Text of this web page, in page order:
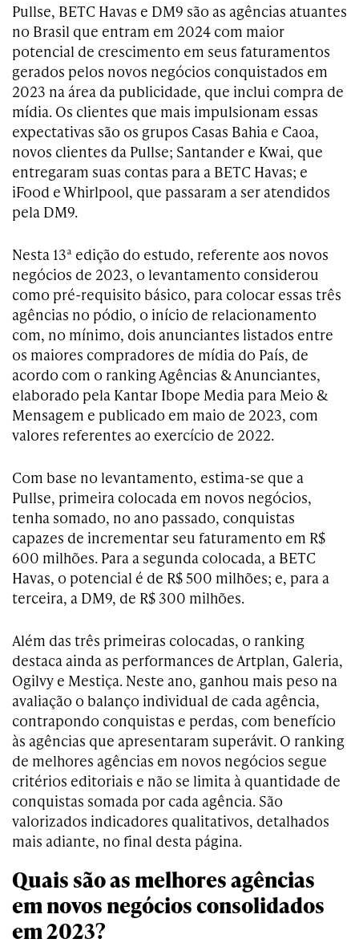
Pullse, BETC Havas e DM9 são as agências atuantes
no Brasil que entram em 2024 com maior
potencial de crescimento em seus faturamentos
gerados pelos novos negócios conquistados em
2023 na área da publicidade, que inclui compra de
mídia. Os clientes que mais impulsionam essas
expectativas são os grupos Casas Bahia e Caoa,
novos clientes da Pullse; Santander e Kwai, que
entregaram suas contas para a BETC Havas; e
iFood e Whirlpool, que passaram a ser atendidos
pela DM9.
Nesta 13ª edição do estudo, referente aos novos
negócios de 2023, o levantamento considerou
como pré-requisito básico, para colocar essas três
agências no pódio, o início de relacionamento
com, no mínimo, dois anunciantes listados entre
os maiores compradores de mídia do País, de
acordo com o ranking Agências & Anunciantes,
elaborado pela Kantar Ibope Media para Meio &
Mensagem e publicado em maio de 2023, com
valores referentes ao exercício de 2022.
Com base no levantamento, estima-se que a
Pullse, primeira colocada em novos negócios,
tenha somado, no ano passado, conquistas
capazes de incrementar seu faturamento em R$
600 milhões. Para a segunda colocada, a BETC
Havas, o potencial é de R$ 500 milhões; e, para a
terceira, a DM9, de R$ 300 milhões.
Além das três primeiras colocadas, o ranking
destaca ainda as performances de Artplan, Galeria,
Ogilvy e Mestiça. Neste ano, ganhou mais peso na
avaliação o balanço individual de cada agência,
contrapondo conquistas e perdas, com benefício
às agências que apresentaram superávit. O ranking
de melhores agências em novos negócios segue
critérios editoriais e não se limita à quantidade de
conquistas somada por cada agência. São
valorizados indicadores qualitativos, detalhados
mais adiante, no final desta página.
Quais são as melhores agências
em novos negócios consolidados
em 2023?